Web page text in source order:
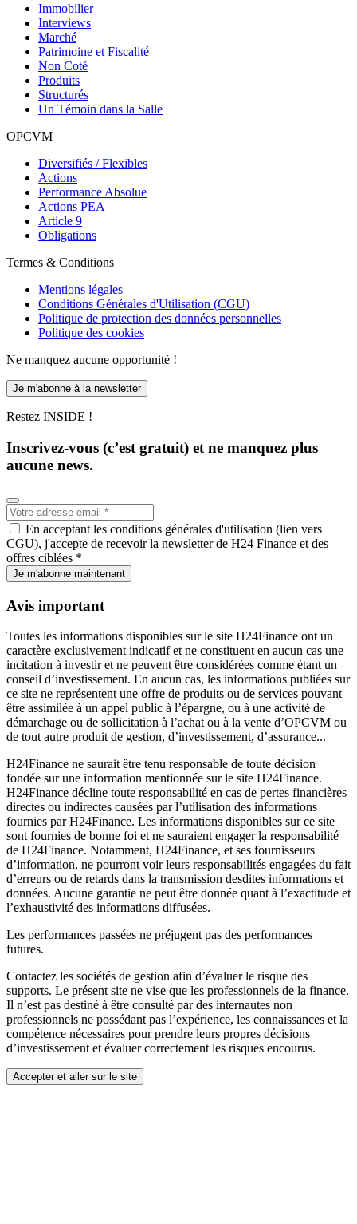
Immobilier
Interviews
Marché
Patrimoine et Fiscalité
Non Coté
Produits
Structurés
Un Témoin dans la Salle
OPCVM
Diversifiés / Flexibles
Actions
Performance Absolue
Actions PEA
Article 9
Obligations
Termes & Conditions
Mentions légales
Conditions Générales d'Utilisation (CGU)
Politique de protection des données personnelles
Politique des cookies
Ne manquez aucune opportunité !
Je m'abonne à la newsletter
Restez INSIDE !
Inscrivez-vous (c’est gratuit) et ne manquez plus
aucune news.
En acceptant les conditions générales d'utilisation (lien vers
CGU), j'accepte de recevoir la newsletter de H24 Finance et des
offres ciblées *
Je m'abonne maintenant
Avis important
Toutes les informations disponibles sur le site H24Finance ont un
caractère exclusivement indicatif et ne constituent en aucun cas une
incitation à investir et ne peuvent être considérées comme étant un
conseil d’investissement. En aucun cas, les informations publiées sur
ce site ne représentent une offre de produits ou de services pouvant
être assimilée à un appel public à l’épargne, ou à une activité de
démarchage ou de sollicitation à l’achat ou à la vente d’OPCVM ou
de tout autre produit de gestion, d’investissement, d’assurance...
H24Finance ne saurait être tenu responsable de toute décision
fondée sur une information mentionnée sur le site H24Finance.
H24Finance décline toute responsabilité en cas de pertes financières
directes ou indirectes causées par l’utilisation des informations
fournies par H24Finance. Les informations disponibles sur ce site
sont fournies de bonne foi et ne sauraient engager la responsabilité
de H24Finance. Notamment, H24Finance, et ses fournisseurs
d’information, ne pourront voir leurs responsabilités engagées du fait
d’erreurs ou de retards dans la transmission desdites informations et
données. Aucune garantie ne peut être donnée quant à l’exactitude et
l’exhaustivité des informations diffusées.
Les performances passées ne préjugent pas des performances
futures.
Contactez les sociétés de gestion afin d’évaluer le risque des
supports. Le présent site ne vise que les professionnels de la finance.
Il n’est pas destiné à être consulté par des internautes non
professionnels ne possédant pas l’expérience, les connaissances et la
compétence nécessaires pour prendre leurs propres décisions
d’investissement et évaluer correctement les risques encourus.
Accepter et aller sur le site